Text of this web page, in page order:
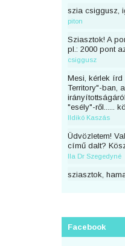
szia csiggusz,
piton
Sziasztok! A
pl.: 2000 pont
csiggusz
Mesi, kérlek írd
Territory"-ban,
"esély"-ről......
Ildikó Kaszás
Üdvözletem!
című dalt?
Ila Dr Szegedyné
sziasztok,
előtte. Át
Facebook